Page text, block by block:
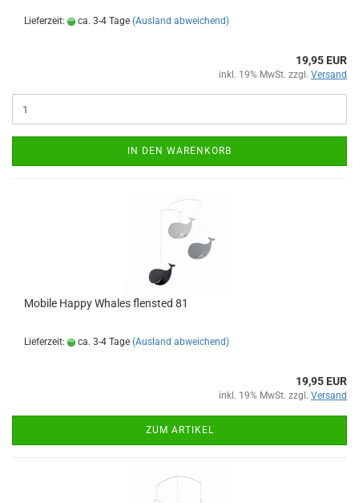
Lieferzeit: ca. 3-4 Tage (Ausland abweichend)
19,95 EUR
inkl. 19% MwSt. zzgl. Versand
IN DEN WARENKORB
Mobile Happy Whales flensted 81
Lieferzeit: ca. 3-4 Tage (Ausland abweichend)
19,95 EUR
inkl. 19% MwSt. zzgl. Versand
ZUM ARTIKEL